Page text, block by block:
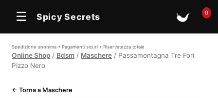
☰ Spicy Secrets 🛒0
Spedizione anonima • Pagamenti sicuri • Riservatezza totale
Online Shop / Bdsm / Maschere / Passamontagna Tre Fori
Pizzo Nero
← Torna a Maschere